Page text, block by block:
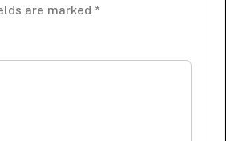
are marked *